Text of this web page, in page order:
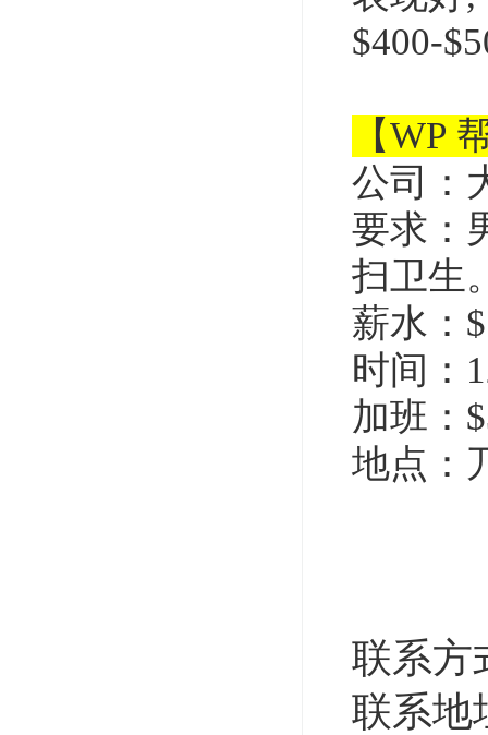
$400-
【WP
公司：
要求：
扫卫生
薪水：
时间：
加班：
地点：
联系方
联系地